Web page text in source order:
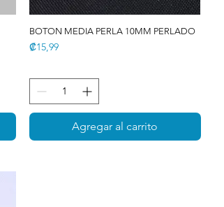
BOTON MEDIA PERLA 10MM PERLADO
Precio
₡15,99
Agregar al carrito